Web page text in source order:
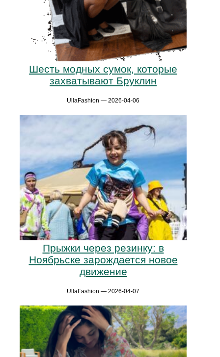
Шесть модных сумок, которые
захватывают Бруклин
UllaFashion — 2026-04-06
Прыжки через резинку: в
Ноябрьске зарождается новое
движение
UllaFashion — 2026-04-07